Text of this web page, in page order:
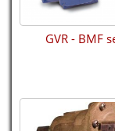
GVR - BMF